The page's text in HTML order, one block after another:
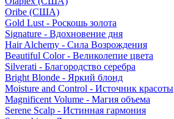
Oribe (США)
Gold Lust - Роскошь золота
Signature - Вдохновение дня
Hair Alchemy - Сила Возрождения
Beautiful Color - Великолепие цвета
Silverati - Благородство серебра
Bright Blonde - Яркий блонд
Moisture and Control - Источник красоты
Magnificent Volume - Магия объема
Serene Scalp - Истинная гармония